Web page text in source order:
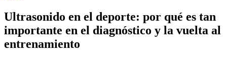
Ultrasonido en el deporte: por qué es tan
importante en el diagnóstico y la vuelta al
entrenamiento